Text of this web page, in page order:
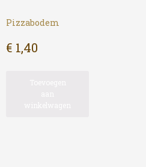
Pizzabodem
€ 1,40